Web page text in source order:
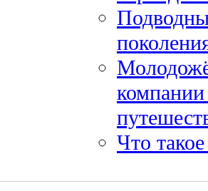
компании
Что